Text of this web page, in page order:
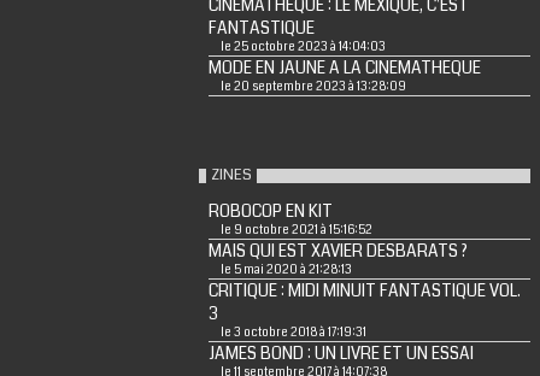
CINEMATHEQUE : LE MEXIQUE, C'EST
FANTASTIQUE
le 25 octobre 2023 à 14:04:03
MODE EN JAUNE A LA CINEMATHEQUE
le 20 septembre 2023 à 13:28:09
ZINES
ROBOCOP EN KIT
le 9 octobre 2021 à 15:16:52
MAIS QUI EST XAVIER DESBARATS ?
le 5 mai 2020 à 21:28:13
CRITIQUE : MIDI MINUIT FANTASTIQUE VOL.
3
le 3 octobre 2018 à 17:19:31
JAMES BOND : UN LIVRE ET UN ESSAI
le 11 septembre 2017 à 14:07:38